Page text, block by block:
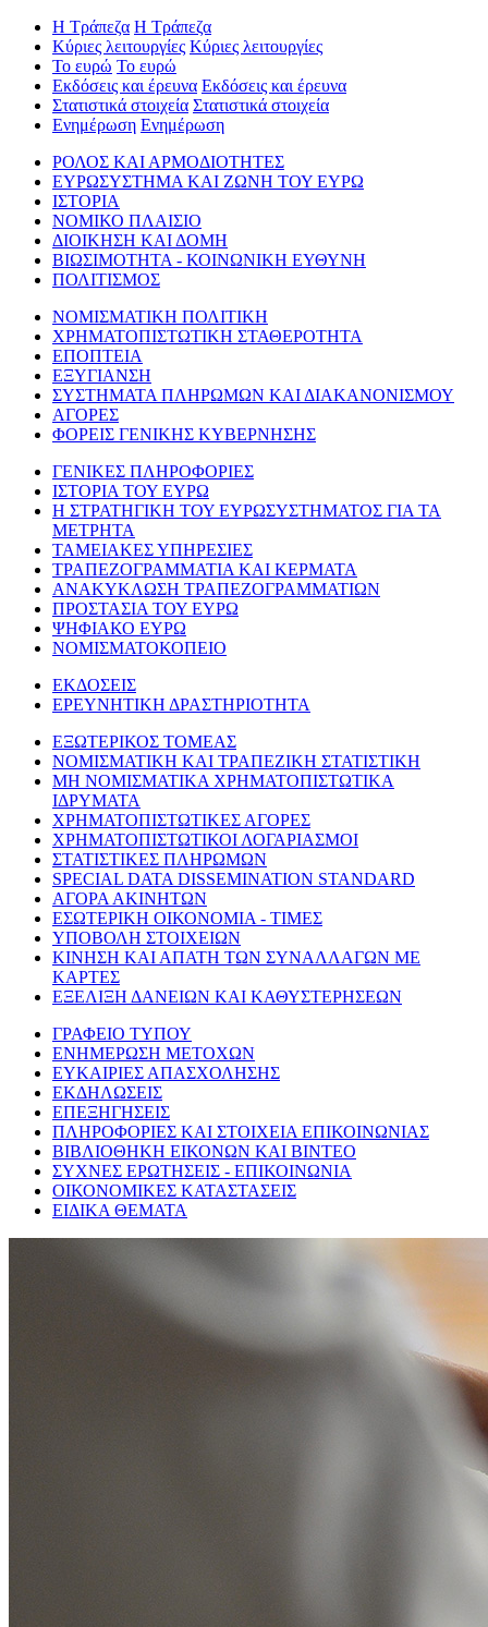
Η Τράπεζα Η Τράπεζα
Κύριες λειτουργίες Κύριες λειτουργίες
Το ευρώ Το ευρώ
Εκδόσεις και έρευνα Εκδόσεις και έρευνα
Στατιστικά στοιχεία Στατιστικά στοιχεία
Ενημέρωση Ενημέρωση
ΡΟΛΟΣ ΚΑΙ ΑΡΜΟΔΙΟΤΗΤΕΣ
ΕΥΡΩΣΥΣΤΗΜΑ ΚΑΙ ΖΩΝΗ ΤΟΥ ΕΥΡΩ
ΙΣΤΟΡΙΑ
ΝΟΜΙΚΟ ΠΛΑΙΣΙΟ
ΔΙΟΙΚΗΣΗ ΚΑΙ ΔΟΜΗ
ΒΙΩΣΙΜΟΤΗΤΑ - ΚΟΙΝΩΝΙΚΗ ΕΥΘΥΝΗ
ΠΟΛΙΤΙΣΜΟΣ
ΝΟΜΙΣΜΑΤΙΚΗ ΠΟΛΙΤΙΚΗ
ΧΡΗΜΑΤΟΠΙΣΤΩΤΙΚΗ ΣΤΑΘΕΡΟΤΗΤΑ
ΕΠΟΠΤΕΙΑ
ΕΞΥΓΙΑΝΣΗ
ΣΥΣΤΗΜΑΤΑ ΠΛΗΡΩΜΩΝ ΚΑΙ ΔΙΑΚΑΝΟΝΙΣΜΟΥ
ΑΓΟΡΕΣ
ΦΟΡΕΙΣ ΓΕΝΙΚΗΣ ΚΥΒΕΡΝΗΣΗΣ
ΓΕΝΙΚΕΣ ΠΛΗΡΟΦΟΡΙΕΣ
ΙΣΤΟΡΙΑ ΤΟΥ ΕΥΡΩ
Η ΣΤΡΑΤΗΓΙΚΗ ΤΟΥ ΕΥΡΩΣΥΣΤΗΜΑΤΟΣ ΓΙΑ ΤΑ
ΜΕΤΡΗΤΑ
ΤΑΜΕΙΑΚΕΣ ΥΠΗΡΕΣΙΕΣ
ΤΡΑΠΕΖΟΓΡΑΜΜΑΤΙΑ ΚΑΙ ΚΕΡΜΑΤΑ
ΑΝΑΚΥΚΛΩΣΗ ΤΡΑΠΕΖΟΓΡΑΜΜΑΤΙΩΝ
ΠΡΟΣΤΑΣΙΑ ΤΟΥ ΕΥΡΩ
ΨΗΦΙΑΚΟ ΕΥΡΩ
ΝΟΜΙΣΜΑΤΟΚΟΠΕΙΟ
ΕΚΔΟΣΕΙΣ
ΕΡΕΥΝΗΤΙΚΗ ΔΡΑΣΤΗΡΙΟΤΗΤΑ
ΕΞΩΤΕΡΙΚΟΣ ΤΟΜΕΑΣ
ΝΟΜΙΣΜΑΤΙΚΗ ΚΑΙ ΤΡΑΠΕΖΙΚΗ ΣΤΑΤΙΣΤΙΚΗ
ΜΗ ΝΟΜΙΣΜΑΤΙΚΑ ΧΡΗΜΑΤΟΠΙΣΤΩΤΙΚΑ
ΙΔΡΥΜΑΤΑ
ΧΡΗΜΑΤΟΠΙΣΤΩΤΙΚΕΣ ΑΓΟΡΕΣ
ΧΡΗΜΑΤΟΠΙΣΤΩΤΙΚΟΙ ΛΟΓΑΡΙΑΣΜΟΙ
ΣΤΑΤΙΣΤΙΚΕΣ ΠΛΗΡΩΜΩΝ
SPECIAL DATA DISSEMINATION STANDARD
ΑΓΟΡΑ ΑΚΙΝΗΤΩΝ
ΕΣΩΤΕΡΙΚΗ ΟΙΚΟΝΟΜΙΑ - ΤΙΜΕΣ
ΥΠΟΒΟΛΗ ΣΤΟΙΧΕΙΩΝ
ΚΙΝΗΣΗ ΚΑΙ ΑΠΑΤΗ ΤΩΝ ΣΥΝΑΛΛΑΓΩΝ ΜΕ
ΚΑΡΤΕΣ
ΕΞΕΛΙΞΗ ΔΑΝΕΙΩΝ ΚΑΙ ΚΑΘΥΣΤΕΡΗΣΕΩΝ
ΓΡΑΦΕΙΟ ΤΥΠΟΥ
ΕΝΗΜΕΡΩΣΗ ΜΕΤΟΧΩΝ
ΕΥΚΑΙΡΙΕΣ ΑΠΑΣΧΟΛΗΣΗΣ
ΕΚΔΗΛΩΣΕΙΣ
ΕΠΕΞΗΓΗΣΕΙΣ
ΠΛΗΡΟΦΟΡΙΕΣ ΚΑΙ ΣΤΟΙΧΕΙΑ ΕΠΙΚΟΙΝΩΝΙΑΣ
ΒΙΒΛΙΟΘΗΚΗ ΕΙΚΟΝΩΝ ΚΑΙ ΒΙΝΤΕΟ
ΣΥΧΝΕΣ ΕΡΩΤΗΣΕΙΣ - ΕΠΙΚΟΙΝΩΝΙΑ
ΟΙΚΟΝΟΜΙΚΕΣ ΚΑΤΑΣΤΑΣΕΙΣ
ΕΙΔΙΚΑ ΘΕΜΑΤΑ